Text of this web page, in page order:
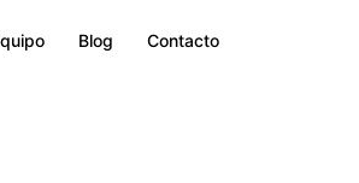
Blog Contacto